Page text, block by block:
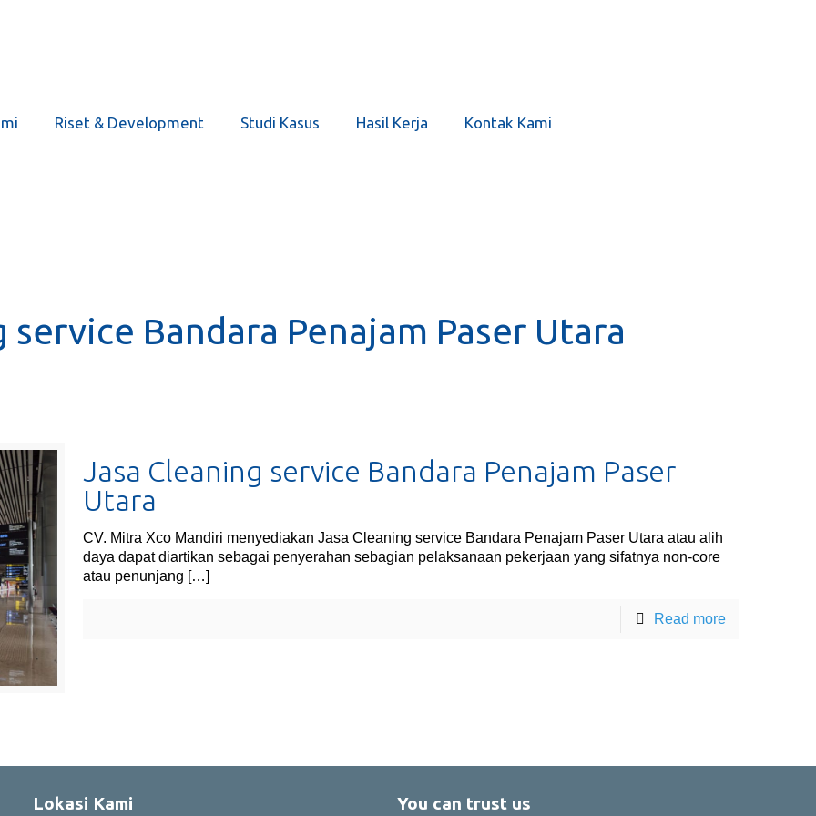
Riset & Development Studi Kasus Hasil Kerja Kontak Kami
service Bandara Penajam Paser Utara
Jasa Cleaning service Bandara Penajam Paser
Utara
CV. Mitra Xco Mandiri menyediakan Jasa Cleaning service Bandara Penajam Paser Utara atau alih
daya dapat diartikan sebagai penyerahan sebagian pelaksanaan pekerjaan yang sifatnya non-core
atau penunjang […]
Read more
Lokasi Kami You can trust us